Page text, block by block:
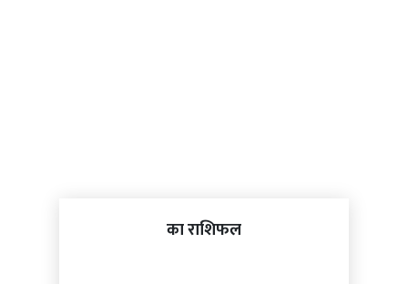
का राशिफल